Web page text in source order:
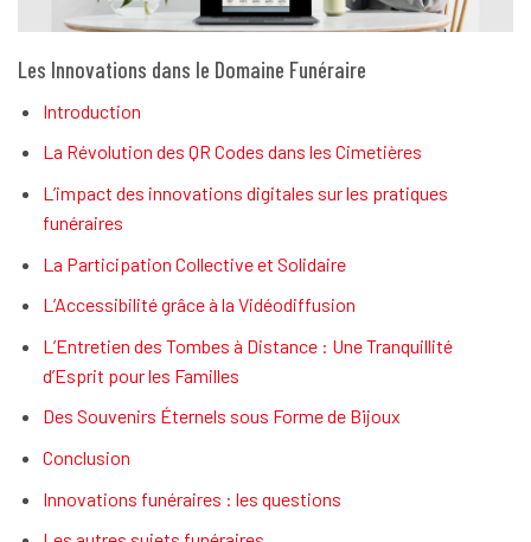
Les Innovations dans le Domaine Funéraire
Introduction
La Révolution des QR Codes dans les Cimetières
L’impact des innovations digitales sur les pratiques
funéraires
La Participation Collective et Solidaire
L’Accessibilité grâce à la Vidéodiffusion
L’Entretien des Tombes à Distance : Une Tranquillité
d’Esprit pour les Familles
Des Souvenirs Éternels sous Forme de Bijoux
Conclusion
Innovations funéraires : les questions